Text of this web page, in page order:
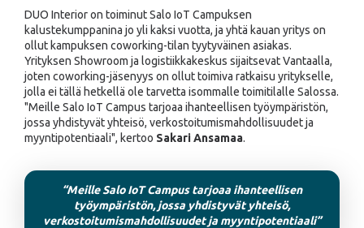
DUO Interior on toiminut Salo IoT Campuksen
kalustekumppanina jo yli kaksi vuotta, ja yhtä kauan yritys on
ollut kampuksen coworking-tilan tyytyväinen asiakas.
Yrityksen Showroom ja logistiikkakeskus sijaitsevat Vantaalla,
joten coworking-jäsenyys on ollut toimiva ratkaisu yritykselle,
jolla ei tällä hetkellä ole tarvetta isommalle toimitilalle Salossa.
"Meille Salo IoT Campus tarjoaa ihanteellisen työympäristön,
jossa yhdistyvät yhteisö, verkostoitumismahdollisuudet ja
myyntipotentiaali", kertoo Sakari Ansamaa.
“Meille Salo IoT Campus tarjoaa ihanteellisen
työympäristön, jossa yhdistyvät yhteisö,
verkostoitumismahdollisuudet ja myyntipotentiaali”